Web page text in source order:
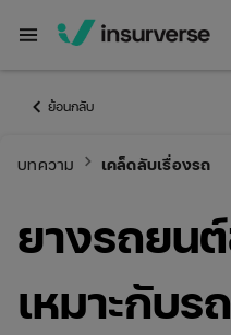
menu
keyboard_arrow_left ย้อนกลับ
บทความ keyboard_arrow_right เคล็ดลับเรื่องรถ
ยางรถยน
เหมาะกับร